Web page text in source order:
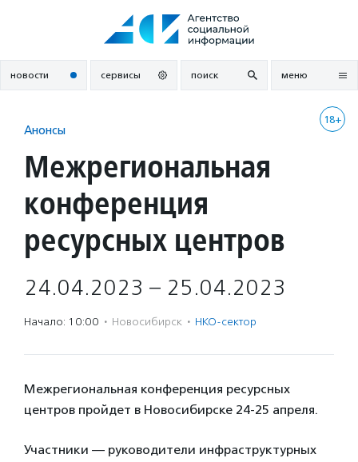
новости сервисы поиск меню
18+
Анонсы
Межрегиональная
конференция
ресурсных центров
24.04.2023 – 25.04.2023
Начало: 10:00 · Новосибирск · НКО-сектор
Межрегиональная конференция ресурсных
центров пройдет в Новосибирске 24-25 апреля.
Участники — руководители инфраструктурных